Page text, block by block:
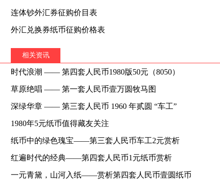
连体钞外汇券征购价目表
外汇兑换券纸币征购价格表
相关资讯
时代浪潮 —— 第四套人民币1980版50元（8050）
草原绝唱 —— 第一套人民币壹万圆牧马图
深绿华章 —— 第三套人民币 1960 年贰圆 “车工”
1980年5元纸币值得藏友关注
纸币中的绿色瑰宝——第三套人民币车工2元赏析
红遍时代的经典——第四套人民币1元纸币赏析
一元青黛，山河入纸——赏析第四套人民币壹圆纸币